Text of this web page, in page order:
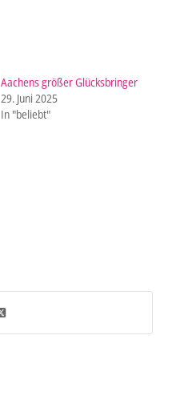
Aachens größer Glücksbringer
29. Juni 2025
In "beliebt"